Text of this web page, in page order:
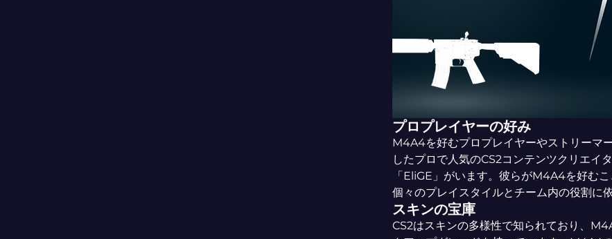
プロプレイヤーの好み
M4A4を好むプロプレイヤーやストリー
したプロで人気のCS2コンテンツクリエ
「EliGE」がいます。彼らがM4A4を好む
個々のプレイスタイルとチーム内の役割に
スキンの宝庫
CS2はスキンの多様性で知られており、